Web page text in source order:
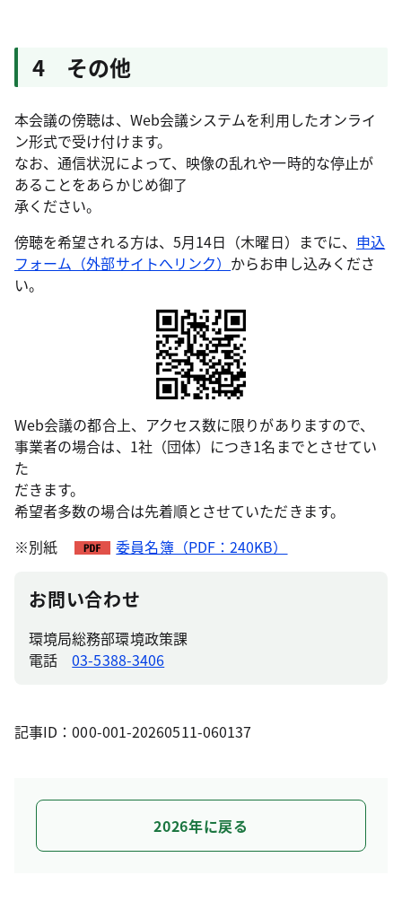
4 その他
本会議の傍聴は、Web会議システムを利用したオンライ
ン形式で受け付けます。
なお、通信状況によって、映像の乱れや一時的な停止が
あることをあらかじめ御了
承ください。
傍聴を希望される方は、5月14日（木曜日）までに、 申込
フォーム（外部サイトへリンク） からお申し込みくださ
い。
Web会議の都合上、アクセス数に限りがありますので、
事業者の場合は、1社（団体）につき1名までとさせてい
た
だきます。
希望者多数の場合は先着順とさせていただきます。
※別紙
委員名簿（PDF：240KB）
お問い合わせ
環境局総務部環境政策課
電話03-5388-3406
記事ID：000-001-20260511-060137
2026年に戻る